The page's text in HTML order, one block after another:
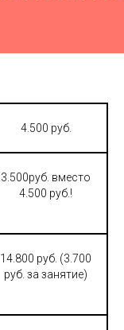
4.500 руб.
3.500руб. вместо
4.500 руб.!
14.800 руб. (3.700
руб. за занятие)